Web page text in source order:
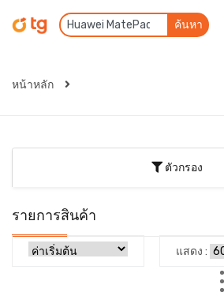
ค้นหา
หน้าหลัก
ตัวกรอง
รายการสินค้า
แสดง :